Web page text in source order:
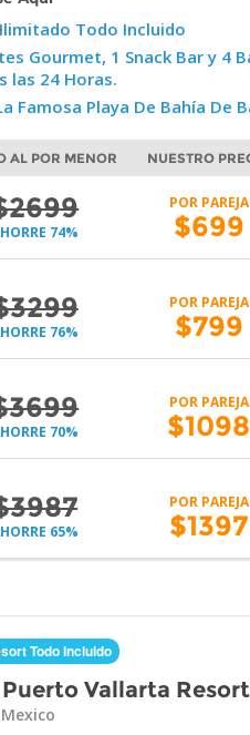
Todo Incluido
Gourmet, 1 Snack Bar y 4
las 24 Horas.
Famosa Playa De Bahía De
AL POR MENOR
74%
NUESTRO
POR PAREJA
$699
76%
POR PAREJA
$799
70%
POR PAREJA
$1098
65%
POR PAREJA
$1397
Todo Incluido
Vallarta Resort